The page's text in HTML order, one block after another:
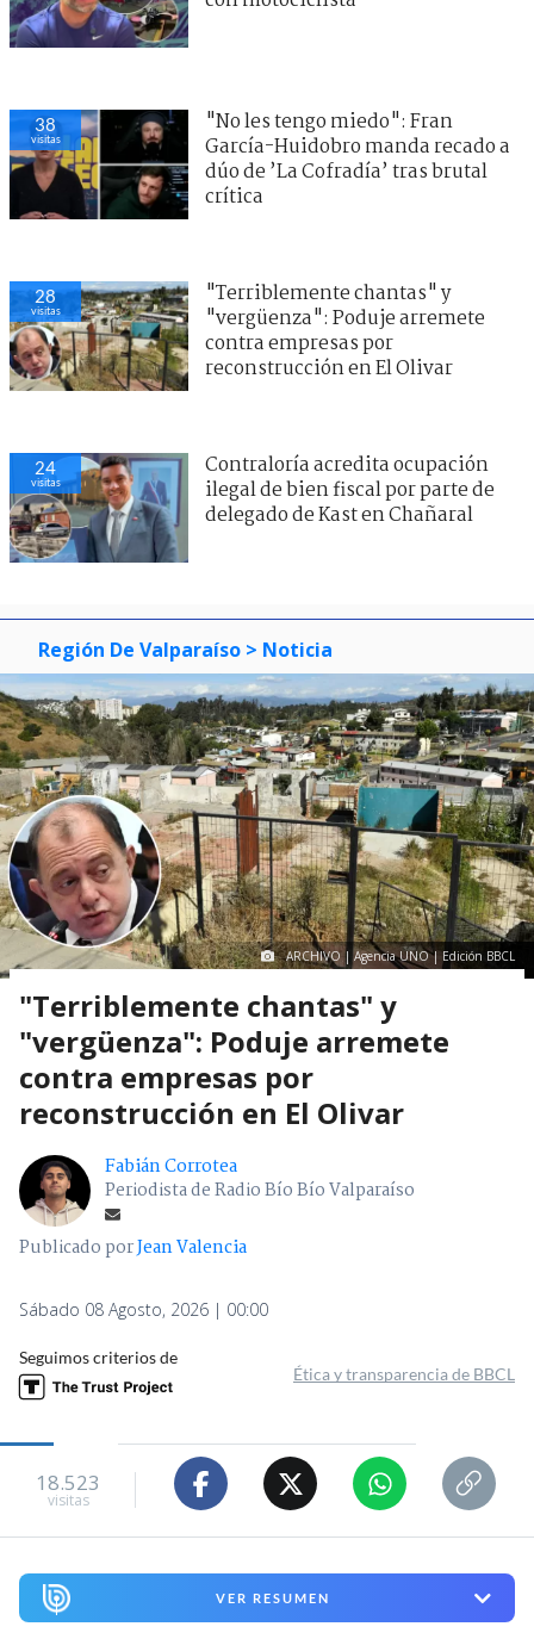
38
visitas
"No les tengo miedo": Fran
García-Huidobro manda recado a
dúo de ’La Cofradía’ tras brutal
crítica
28
visitas
"Terriblemente chantas" y
"vergüenza": Poduje arremete
contra empresas por
reconstrucción en El Olivar
24
visitas
Contraloría acredita ocupación
ilegal de bien fiscal por parte de
delegado de Kast en Chañaral
Región De Valparaíso > Noticia
ARCHIVO | Agencia UNO | Edición BBCL
"Terriblemente chantas" y
"vergüenza": Poduje arremete
contra empresas por
reconstrucción en El Olivar
Fabián Corrotea
Periodista de Radio Bío Bío Valparaíso
Publicado porJean Valencia
Sábado 08 Agosto, 2026 | 00:00
Seguimos criterios de
Ética y transparencia de BBCL
18.523
visitas
VER RESUMEN